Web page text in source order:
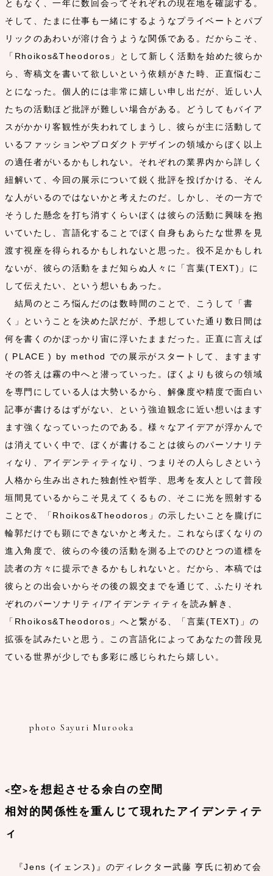
ともなく、一年に数回会ってそれぞれの現在地を確認する。
そして、たまに仕事も一緒にするようなプライベートとパブ
リックのあわいが溶け合うような関係である。だからこそ、
「Rhoikos&Theodoros」として新しく活動を始めた彼らか
ら、寄稿文を書いて欲しいという依頼がきた時、正直悩むこ
とになった。個人的には非常に嬉しい申し出だが、近しい人
たちの活動ほど批評が難しい場合がある。どうしてもバイア
スがかかり客観性が失われてしまうし、彼らが主に活動して
いるファッションやプロダクトデザインの領域からぼく以上
の適任者がいるかもしれない。それぞれの業界内から詳しく
紐解いて、今回の展示について鋭く批評を投げかける、そん
な人がいるのではないかと考えたのだ。しかし、その一方で
そうした懸念を打ち消すくらいぼくは彼らの活動に興味を抱
いていたし、言語化することでぼく自身もあらたな世界を見
渡す視座を得られるかもしれないと思った。役不足かもしれ
ないが、彼らの活動をまだ知らぬ人々に「言葉(TEXT)」に
して伝えたい、という想いもあった。
結局のところ悩んだのは数時間のことで、こうして「書
く」ということを決めた訳だが、予想していた通り数日間は
何を書くのかぽっかり宙に浮いたままだった。正直に言えば
( PLACE ) by method での展示がスタートして、ますます
その答えは霧の中へと潜っていった。ぼくよりも彼らの領域
を専門にしている人は大勢いるから、解像度や精度で面白い
記事が書けるはずがない、という強迫観念に近い想いはます
ます強くなっていったのである。様々なアイデアが浮かんで
は消えていく中で、ぼくが書けることは彼らのパーソナリテ
ィなり、アイデンティティなり、つまりその人らしさという
人格から生み出された独創性や哲学、思考を友人として普段
垣間見ているからこそ見えてくるもの、そこに光を照射する
ことで、「Rhoikos&Theodoros」の示したいことを朧げに
輪郭だけでも顕にできないかと考えた。これならぼくなりの
進入角度で、彼らの今後の活動を測る上でのひとつの道標を
読者の方々に提示できるかもしれないと。だから、本稿では
彼らとの出会いからその後の親交までを通じて、ふたりそれ
ぞれのパーソナリティ/アイデンティティを読み解き、
「Rhoikos&Theodoros」へと繋がる、「言葉(TEXT)」の
拡張を試みたいと思う。この言語化によってあなたの普段見
ている世界が少しでも多彩に感じられたら嬉しい。
photo Sayuri Murooka
<空>を想起させる余白の空間
相対的関係性を重んじて現れたアイデンティテ
ィ
『Jens (イェンス)』のディレクター武藤 亨氏に初めて会